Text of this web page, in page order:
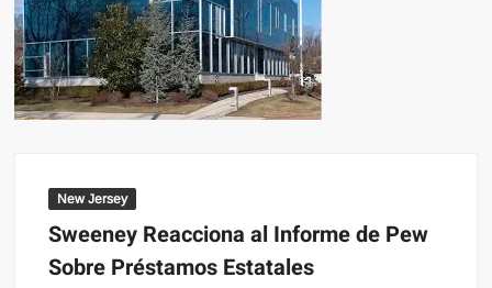
New Jersey
Sweeney Reacciona al Informe de Pew
Sobre Préstamos Estatales